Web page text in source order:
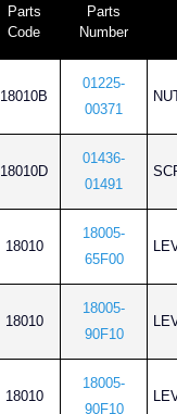
Parts
Code
Parts
Number
18010B
01225-
00371
18010D
01436-
01491
18010
18005-
65F00
18010
18005-
90F10
18010
18005-
90F10